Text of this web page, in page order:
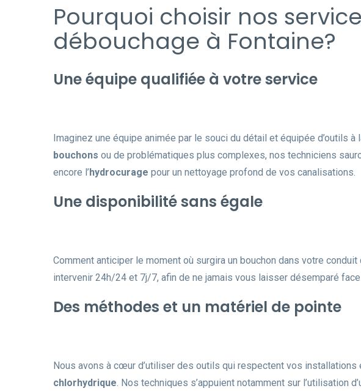
Pourquoi choisir nos
débouchage à Fontaine?
Une équipe qualifiée à votre service
Imaginez une équipe animée par le souci du détail et équipée d’outils
bouchons ou de problématiques plus complexes, nos techniciens
encore l’hydrocurage pour un nettoyage profond de vos canalisations.
Une disponibilité sans égale
Comment anticiper le moment où surgira un bouchon dans votre conduit
intervenir 24h/24 et 7j/7, afin de ne jamais vous laisser désemparé face
Des méthodes et un matériel de pointe
Nous avons à cœur d’utiliser des outils qui respectent vos installations
chlorhydrique . Nos techniques s’appuient notamment sur l’utilisation